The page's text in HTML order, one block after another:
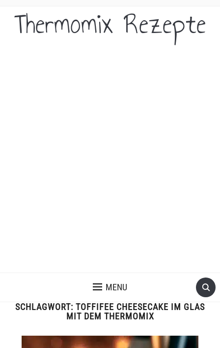
Thermomix Rezepte
MENU
SCHLAGWORT: TOFFIFEE CHEESECAKE IM GLAS
MIT DEM THERMOMIX